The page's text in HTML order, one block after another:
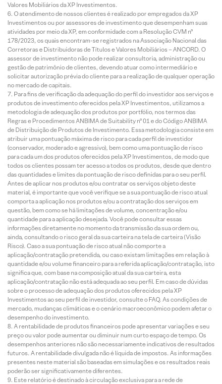
Valores Mobiliários da XP Investimentos.
O atendimento de nossos clientes é realizado por empregados da XP
Investimentos ou por assessores de investimento que desempenham suas
atividades por meio da XP, em conformidade com a Resolução CVM nº
178/2023, os quais encontram-se registrados na Associação Nacional das
Corretoras e Distribuidoras de Títulos e Valores Mobiliários – ANCORD. O
assessor de investimento não pode realizar consultoria, administração ou
gestão de patrimônio de clientes, devendo atuar como intermediário e
solicitar autorização prévia do cliente para a realização de qualquer operação
no mercado de capitais.
Para fins de verificação da adequação do perfil do investidor aos serviços e
produtos de investimento oferecidos pela XP Investimentos, utilizamos a
metodologia de adequação dos produtos por portfólio, nos termos das
Regras e Procedimentos ANBIMA de Suitability nº 01 e do Código ANBIMA
de Distribuição de Produtos de Investimento. Essa metodologia consiste em
atribuir uma pontuação máxima de risco para cada perfil de investidor
(conservador, moderado e agressivo), bem como uma pontuação de risco
para cada um dos produtos oferecidos pela XP Investimentos, de modo que
todos os clientes possam ter acesso a todos os produtos, desde que dentro
das quantidades e limites da pontuação de risco definidas para o seu perfil.
Antes de aplicar nos produtos e/ou contratar os serviços objeto deste
material, é importante que você verifique se a sua pontuação de risco atual
comporta a aplicação nos produtos e/ou a contratação dos serviços em
questão, bem como se há limitações de volume, concentração e/ou
quantidade para a aplicação desejada. Você pode consultar essas
informações diretamente no momento da transmissão da sua ordem ou,
ainda, consultando o risco geral da sua carteira na tela de carteira (Visão
Risco). Caso a sua pontuação de risco atual não comporte a
aplicação/contratação pretendida, ou caso existam limitações em relação à
quantidade e/ou volume financeiro para a referida aplicação/contratação, isto
significa que, com base na composição atual da sua carteira, esta
aplicação/contratação não está adequada ao seu perfil. Em caso de dúvidas
sobre o processo de adequação dos produtos oferecidos pela XP
Investimentos ao seu perfil de investidor, consulte o FAQ. As condições de
mercado, mudanças climáticas e o cenário macroeconômico podem afetar o
desempenho do investimento.
A rentabilidade de produtos financeiros pode apresentar variações e seu
preço ou valor pode aumentar ou diminuir num curto espaço de tempo. Os
desempenhos anteriores não são necessariamente indicativos de resultados
futuros. A rentabilidade divulgada não é líquida de impostos. As informações
presentes neste material são baseadas em simulações e os resultados reais
poderão ser significativamente diferentes.
Este relatório é destinado à circulação exclusiva para a rede de